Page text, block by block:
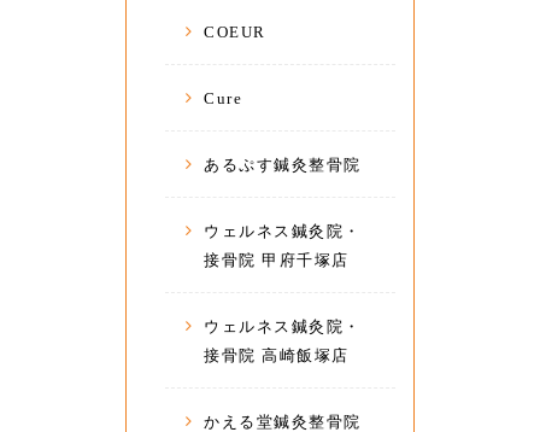
COEUR
Cure
あるぷす鍼灸整骨院
ウェルネス鍼灸院・
接骨院 甲府千塚店
ウェルネス鍼灸院・
接骨院 高崎飯塚店
かえる堂鍼灸整骨院